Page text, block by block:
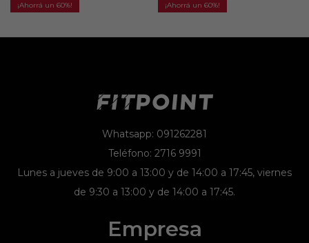
60 60
Whatsapp: 091262281
Teléfono: 2716 9991
Lunes a jueves de 9:00 a 13:00 y de 14:00 a 17:45, viernes
de 9:30 a 13:00 y de 14:00 a 17:45.
Empresa